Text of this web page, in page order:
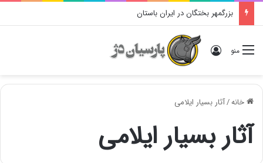
بزرگمهر بختگان در ایران باستان
منو ورود
خانه/آثار بسیار ایلامی
آثار بسیار ایلامی